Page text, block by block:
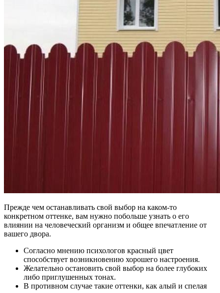
Прежде чем останавливать свой выбор на каком-то
конкретном оттенке, вам нужно побольше узнать о его
влиянии на человеческий организм и общее впечатление от
вашего двора.
Согласно мнению психологов красный цвет
способствует возникновению хорошего настроения.
Желательно остановить свой выбор на более глубоких
либо приглушенных тонах.
В противном случае такие оттенки, как алый и спелая